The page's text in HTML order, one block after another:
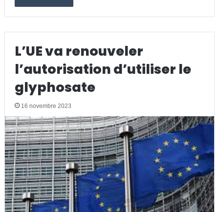
L’UE va renouveler
l’autorisation d’utiliser le
glyphosate
16 novembre 2023